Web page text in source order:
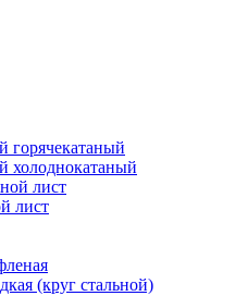
горячекатаный
холоднокатаный
лист
(круг стальной)